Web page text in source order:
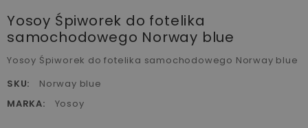
Yosoy Śpiworek do fotelika
samochodowego Norway blue
Yosoy Śpiworek do fotelika samochodowego Norway blue
SKU:
Norway blue
MARKA:
Yosoy